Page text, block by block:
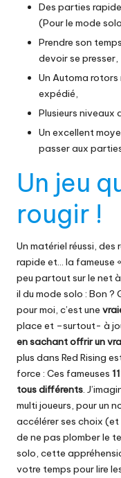
Des parties
(Pour le mode
Prendre son
devoir se presser,
Un Automa
expédié,
Plusieurs niveaux
Un excellent
passer aux
Un jeu
rougir !
Un matériel réussi, des
rapide et… la fameuse
peu partout sur le net
il du mode solo : Bon ?
pour moi, c’est une
place et –surtout- à
en sachant offrir un
plus dans Red Rising
force : Ces fameuses
tous différents.
multi joueurs, pour un
accélérer ses choix
de ne pas plomber le
solo, cette
votre temps pour lire